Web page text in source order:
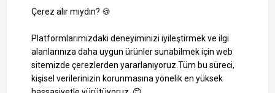
0 850 724 0 346
Pazartesi-Cuma: 09:00 – 18:00
Cumartesi-Pazar: Kapalı